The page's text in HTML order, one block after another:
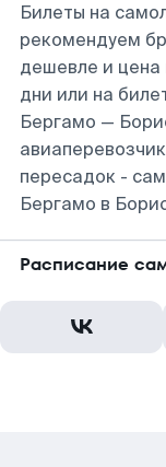
Билеты на
рекомендуем
дешевле и цена
дни или на
Бергамо —
пересадок -
Бергамо в
Расписание